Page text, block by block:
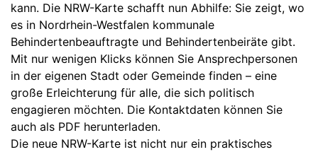
kann. Die NRW-Karte schafft nun Abhilfe: Sie zeigt, wo
es in Nordrhein-Westfalen kommunale
Behindertenbeauftragte und Behindertenbeiräte gibt.
Mit nur wenigen Klicks können Sie Ansprechpersonen
in der eigenen Stadt oder Gemeinde finden – eine
große Erleichterung für alle, die sich politisch
engagieren möchten. Die Kontaktdaten können Sie
auch als PDF herunterladen.
Die neue NRW-Karte ist nicht nur ein praktisches